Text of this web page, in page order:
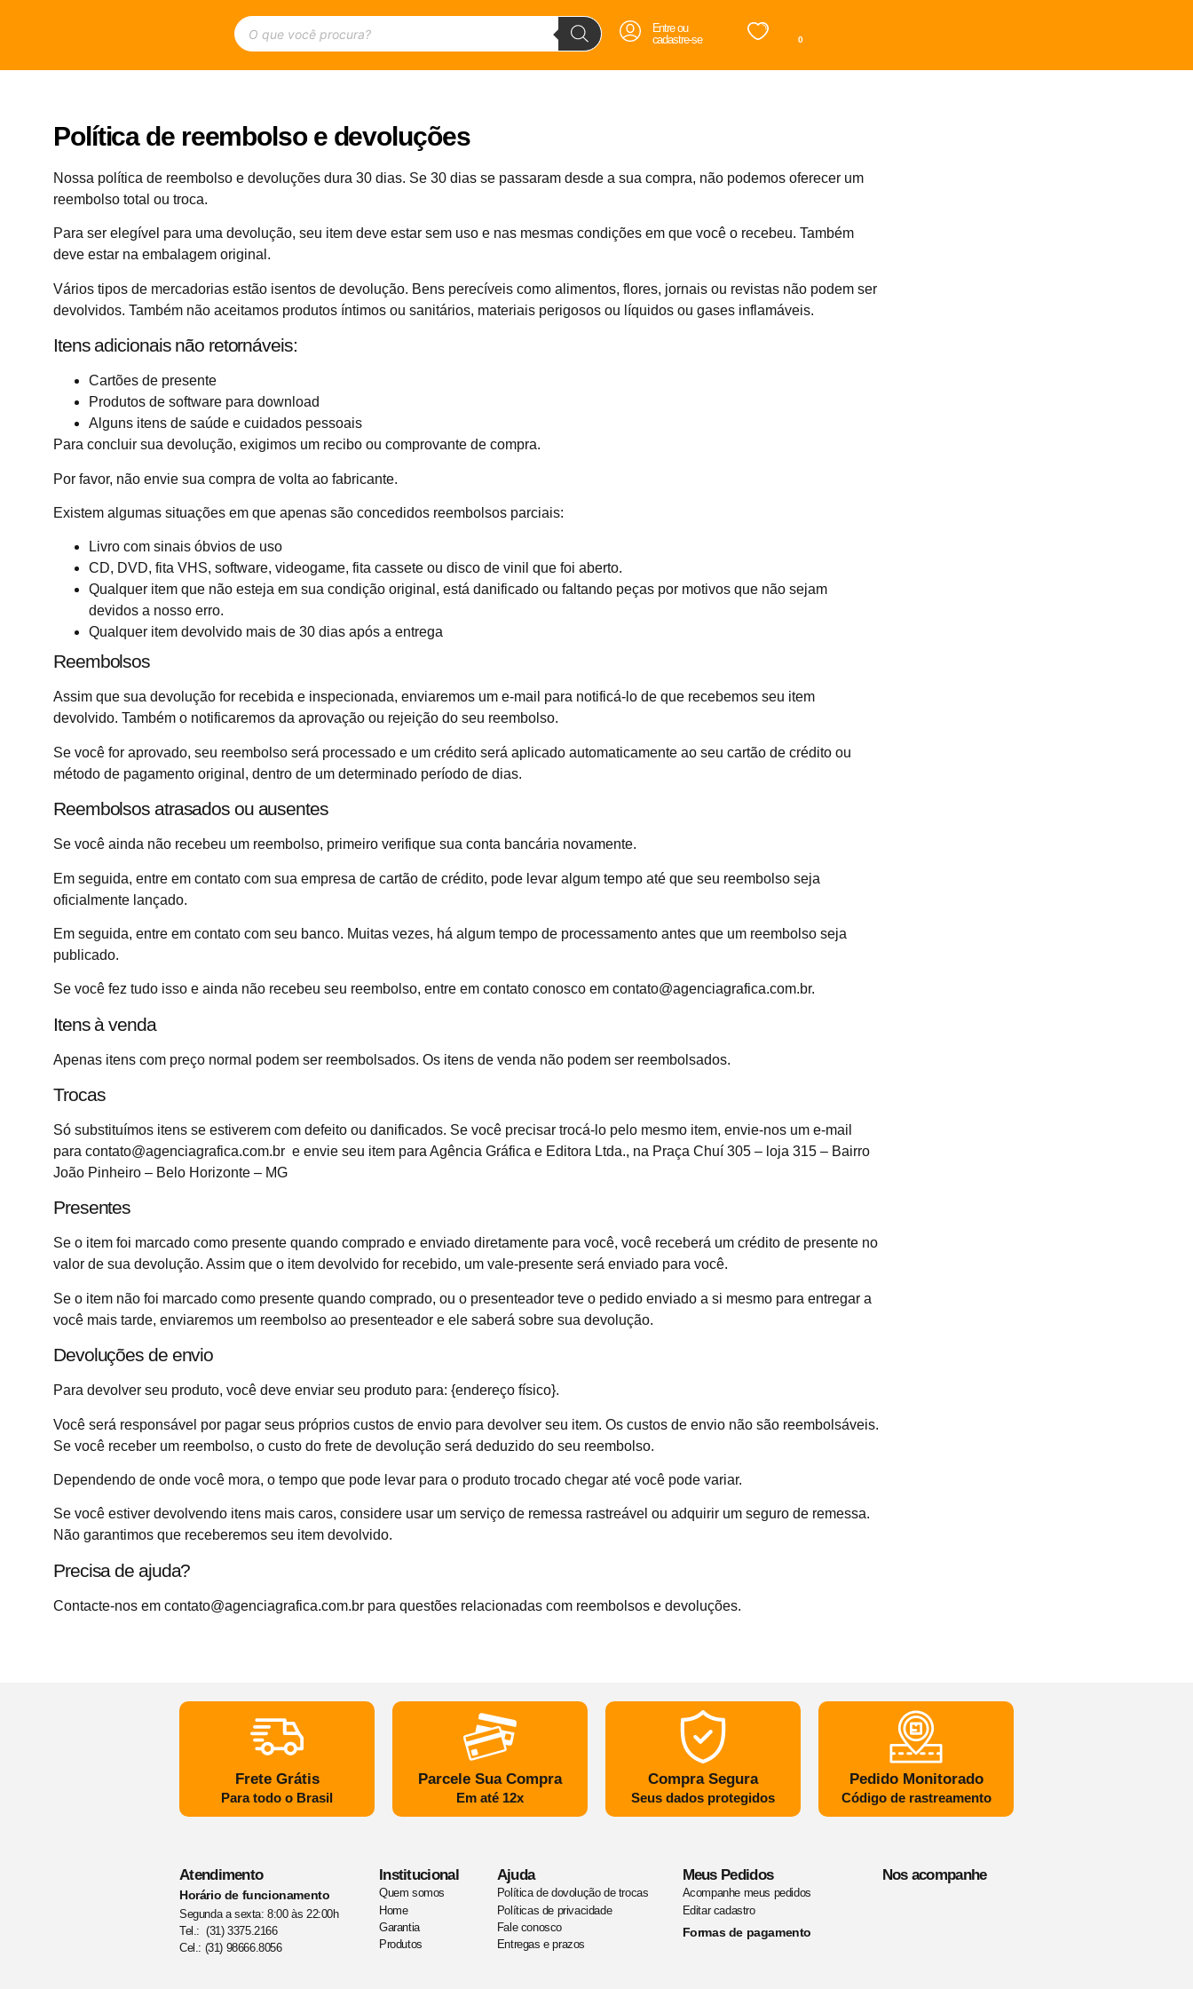
Entre ou
cadastre-se
0
Política de reembolso e devoluções
Nossa política de reembolso e devoluções dura 30 dias. Se 30 dias se passaram desde a sua compra, não podemos oferecer um
reembolso total ou troca.
Para ser elegível para uma devolução, seu item deve estar sem uso e nas mesmas condições em que você o recebeu. Também
deve estar na embalagem original.
Vários tipos de mercadorias estão isentos de devolução. Bens perecíveis como alimentos, flores, jornais ou revistas não podem ser
devolvidos. Também não aceitamos produtos íntimos ou sanitários, materiais perigosos ou líquidos ou gases inflamáveis.
Itens adicionais não retornáveis:
Cartões de presente
Produtos de software para download
Alguns itens de saúde e cuidados pessoais
Para concluir sua devolução, exigimos um recibo ou comprovante de compra.
Por favor, não envie sua compra de volta ao fabricante.
Existem algumas situações em que apenas são concedidos reembolsos parciais:
Livro com sinais óbvios de uso
CD, DVD, fita VHS, software, videogame, fita cassete ou disco de vinil que foi aberto.
Qualquer item que não esteja em sua condição original, está danificado ou faltando peças por motivos que não sejam
devidos a nosso erro.
Qualquer item devolvido mais de 30 dias após a entrega
Reembolsos
Assim que sua devolução for recebida e inspecionada, enviaremos um e-mail para notificá-lo de que recebemos seu item
devolvido. Também o notificaremos da aprovação ou rejeição do seu reembolso.
Se você for aprovado, seu reembolso será processado e um crédito será aplicado automaticamente ao seu cartão de crédito ou
método de pagamento original, dentro de um determinado período de dias.
Reembolsos atrasados ​​ou ausentes
Se você ainda não recebeu um reembolso, primeiro verifique sua conta bancária novamente.
Em seguida, entre em contato com sua empresa de cartão de crédito, pode levar algum tempo até que seu reembolso seja
oficialmente lançado.
Em seguida, entre em contato com seu banco. Muitas vezes, há algum tempo de processamento antes que um reembolso seja
publicado.
Se você fez tudo isso e ainda não recebeu seu reembolso, entre em contato conosco em contato@agenciagrafica.com.br.
Itens à venda
Apenas itens com preço normal podem ser reembolsados. Os itens de venda não podem ser reembolsados.
Trocas
Só substituímos itens se estiverem com defeito ou danificados. Se você precisar trocá-lo pelo mesmo item, envie-nos um e-mail
para contato@agenciagrafica.com.br e envie seu item para Agência Gráfica e Editora Ltda., na Praça Chuí 305 – loja 315 – Bairro
João Pinheiro – Belo Horizonte – MG
Presentes
Se o item foi marcado como presente quando comprado e enviado diretamente para você, você receberá um crédito de presente no
valor de sua devolução. Assim que o item devolvido for recebido, um vale-presente será enviado para você.
Se o item não foi marcado como presente quando comprado, ou o presenteador teve o pedido enviado a si mesmo para entregar a
você mais tarde, enviaremos um reembolso ao presenteador e ele saberá sobre sua devolução.
Devoluções de envio
Para devolver seu produto, você deve enviar seu produto para: {endereço físico}.
Você será responsável por pagar seus próprios custos de envio para devolver seu item. Os custos de envio não são reembolsáveis.
Se você receber um reembolso, o custo do frete de devolução será deduzido do seu reembolso.
Dependendo de onde você mora, o tempo que pode levar para o produto trocado chegar até você pode variar.
Se você estiver devolvendo itens mais caros, considere usar um serviço de remessa rastreável ou adquirir um seguro de remessa.
Não garantimos que receberemos seu item devolvido.
Precisa de ajuda?
Contacte-nos em contato@agenciagrafica.com.br para questões relacionadas com reembolsos e devoluções.
Frete Grátis
Para todo o Brasil
Parcele Sua Compra
Em até 12x
Compra Segura
Seus dados protegidos
Pedido Monitorado
Código de rastreamento
Atendimento
Horário de funcionamento
Segunda a sexta: 8:00 às 22:00h
Tel.: (31) 3375.2166
Cel.: (31) 98666.8056
Institucional
Quem somos
Home
Garantia
Produtos
Ajuda
Política de dovolução de trocas
Políticas de privacidade
Fale conosco
Entregas e prazos
Meus Pedidos
Acompanhe meus pedidos
Editar cadastro
Formas de pagamento
Nos acompanhe